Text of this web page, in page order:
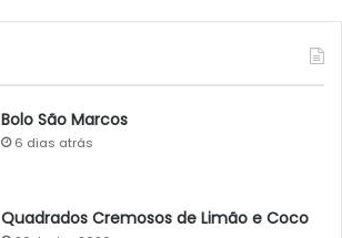
Bolo São Marcos
6 dias atrás
Quadrados Cremosos de Limão e Coco